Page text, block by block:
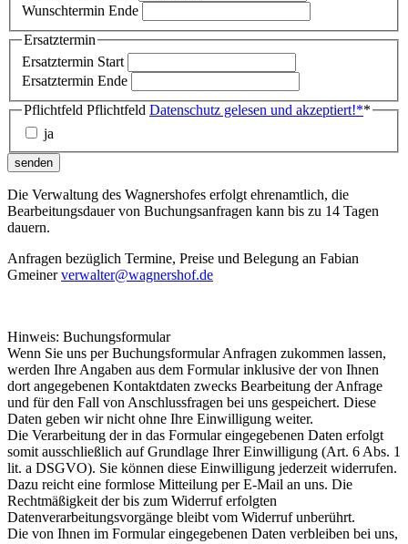
Wunschtermin Ende
Ersatztermin
Ersatztermin Start
Ersatztermin Ende
Pflichtfeld Pflichtfeld Datenschutz gelesen und akzeptiert!**
ja
senden
Die Verwaltung des Wagnershofes erfolgt ehrenamtlich, die
Bearbeitungsdauer von Buchungsanfragen kann bis zu 14 Tagen
dauern.
Anfragen bezüglich Termine, Preise und Belegung an Fabian
Gmeinerverwalter@wagnershof.de
Hinweis: Buchungsformular
Wenn Sie uns per Buchungsformular Anfragen zukommen lassen,
werden Ihre Angaben aus dem Formular inklusive der von Ihnen
dort angegebenen Kontaktdaten zwecks Bearbeitung der Anfrage
und für den Fall von Anschlussfragen bei uns gespeichert. Diese
Daten geben wir nicht ohne Ihre Einwilligung weiter.
Die Verarbeitung der in das Formular eingegebenen Daten erfolgt
somit ausschließlich auf Grundlage Ihrer Einwilligung (Art. 6 Abs. 1
lit. a DSGVO). Sie können diese Einwilligung jederzeit widerrufen.
Dazu reicht eine formlose Mitteilung per E-Mail an uns. Die
Rechtmäßigkeit der bis zum Widerruf erfolgten
Datenverarbeitungsvorgänge bleibt vom Widerruf unberührt.
Die von Ihnen im Formular eingegebenen Daten verbleiben bei uns,